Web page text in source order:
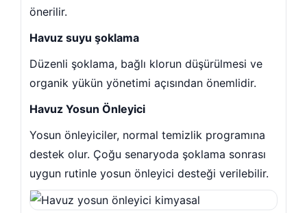
önerilir.
Havuz suyu şoklama
Düzenli şoklama, bağlı klorun düşürülmesi ve
organik yükün yönetimi açısından önemlidir.
Havuz Yosun Önleyici
Yosun önleyiciler, normal temizlik programına
destek olur. Çoğu senaryoda şoklama sonrası
uygun rutinle yosun önleyici desteği verilebilir.